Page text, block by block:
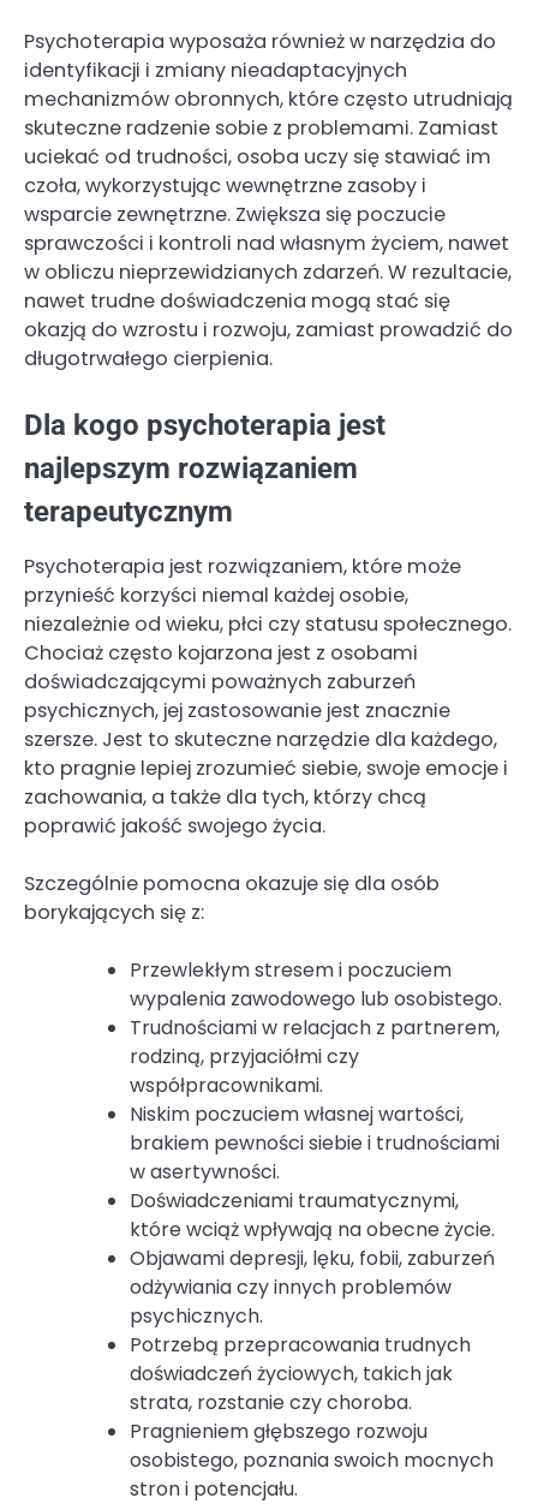
Psychoterapia wyposaża również w narzędzia do
identyfikacji i zmiany nieadaptacyjnych
mechanizmów obronnych, które często utrudniają
skuteczne radzenie sobie z problemami. Zamiast
uciekać od trudności, osoba uczy się stawiać im
czoła, wykorzystując wewnętrzne zasoby i
wsparcie zewnętrzne. Zwiększa się poczucie
sprawczości i kontroli nad własnym życiem, nawet
w obliczu nieprzewidzianych zdarzeń. W rezultacie,
nawet trudne doświadczenia mogą stać się
okazją do wzrostu i rozwoju, zamiast prowadzić do
długotrwałego cierpienia.
Dla kogo psychoterapia jest
najlepszym rozwiązaniem
terapeutycznym
Psychoterapia jest rozwiązaniem, które może
przynieść korzyści niemal każdej osobie,
niezależnie od wieku, płci czy statusu społecznego.
Chociaż często kojarzona jest z osobami
doświadczającymi poważnych zaburzeń
psychicznych, jej zastosowanie jest znacznie
szersze. Jest to skuteczne narzędzie dla każdego,
kto pragnie lepiej zrozumieć siebie, swoje emocje i
zachowania, a także dla tych, którzy chcą
poprawić jakość swojego życia.
Szczególnie pomocna okazuje się dla osób
borykających się z:
Przewlekłym stresem i poczuciem
wypalenia zawodowego lub osobistego.
Trudnościami w relacjach z partnerem,
rodziną, przyjaciółmi czy
współpracownikami.
Niskim poczuciem własnej wartości,
brakiem pewności siebie i trudnościami
w asertywności.
Doświadczeniami traumatycznymi,
które wciąż wpływają na obecne życie.
Objawami depresji, lęku, fobii, zaburzeń
odżywiania czy innych problemów
psychicznych.
Potrzebą przepracowania trudnych
doświadczeń życiowych, takich jak
strata, rozstanie czy choroba.
Pragnieniem głębszego rozwoju
osobistego, poznania swoich mocnych
stron i potencjału.